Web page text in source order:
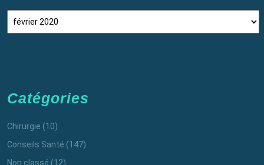
Catégories
Chirurgie (10)
Conseils Santé (147)
Non classé (12)